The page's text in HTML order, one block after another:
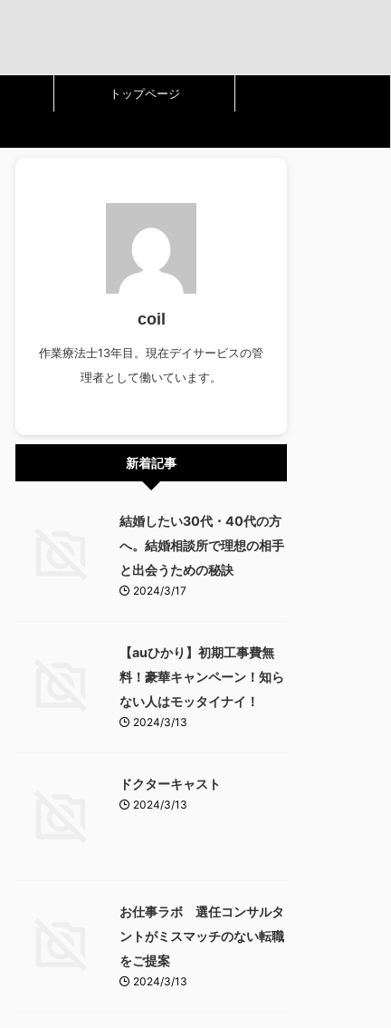
トップページ
coil
作業療法士13年目。現在デイサービスの管
理者として働いています。
新着記事
結婚したい30代・40代の方
へ。結婚相談所で理想の相手
と出会うための秘訣
2024/3/17
【auひかり】初期工事費無
料！豪華キャンペーン！知ら
ない人はモッタイナイ！
2024/3/13
ドクターキャスト
2024/3/13
お仕事ラボ 選任コンサルタ
ントがミスマッチのない転職
をご提案
2024/3/13